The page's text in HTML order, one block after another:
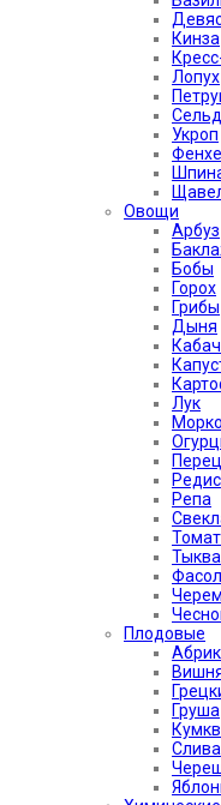
Кинза
Лопух
Укроп
Овощи
Арбуз
Бобы
Горох
Грибы
Дыня
Лук
Перец
Редис
Репа
Тыква
Плодовые
Груша
Слива